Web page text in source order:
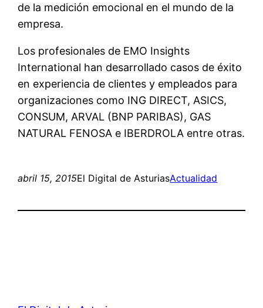
de la medición emocional en el mundo de la
empresa.
Los profesionales de EMO Insights
International han desarrollado casos de éxito
en experiencia de clientes y empleados para
organizaciones como ING DIRECT, ASICS,
CONSUM, ARVAL (BNP PARIBAS), GAS
NATURAL FENOSA e IBERDROLA entre otras.
abril 15, 2015El Digital de AsturiasActualidad